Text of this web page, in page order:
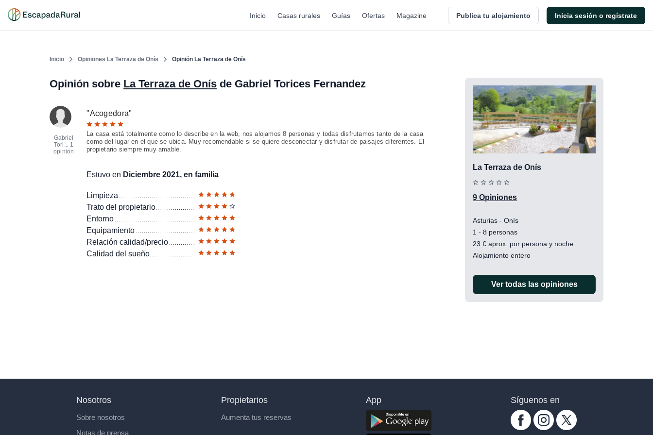
Inicio Casas rurales Guías Ofertas Magazine Publica tu alojamiento Inicia sesión o regístrate
Inicio Opiniones La Terraza de Onís Opinión La Terraza de Onís
Opinión sobre La Terraza de Onís de Gabriel Torices Fernandez
Gabriel
Tori... 1
opinión
"Acogedora"
La casa está totalmente como lo describe en la web, nos alojamos 8 personas y todas disfrutamos tanto de la casa
como del lugar en el que se ubica. Muy recomendable si se quiere desconectar y disfrutar de paisajes diferentes. El
propietario siempre muy amable.
Estuvo en Diciembre 2021, en familia
Limpieza
Trato del propietario
Entorno
Equipamiento
Relación calidad/precio
Calidad del sueño
La Terraza de Onís
9 Opiniones
Asturias - Onís
1 - 8 personas
23 € aprox. por persona y noche
Alojamiento entero
Ver todas las opiniones
Nosotros
Sobre nosotros
Notas de prensa
Propietarios
Aumenta tus reservas
App Síguenos en